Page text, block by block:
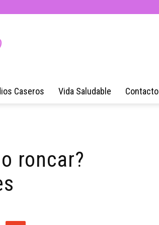
Caseros Vida Saludable Contacto
roncar?